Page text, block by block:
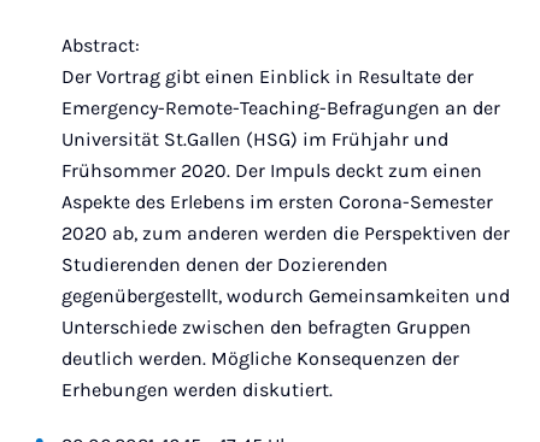
Abstract:
Der Vortrag gibt einen Einblick in Resultate der
Emergency-Remote-Teaching-Befragungen an der
Universität St.Gallen (HSG) im Frühjahr und
Frühsommer 2020. Der Impuls deckt zum einen
Aspekte des Erlebens im ersten Corona-Semester
2020 ab, zum anderen werden die Perspektiven der
Studierenden denen der Dozierenden
gegenübergestellt, wodurch Gemeinsamkeiten und
Unterschiede zwischen den befragten Gruppen
deutlich werden. Mögliche Konsequenzen der
Erhebungen werden diskutiert.